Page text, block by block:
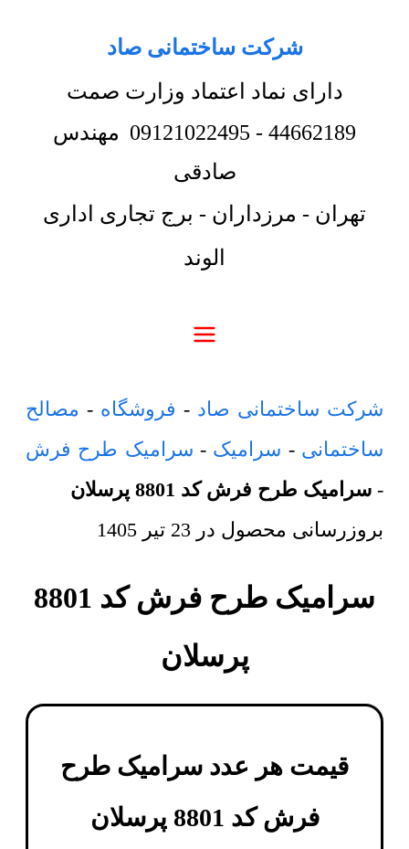
شرکت ساختمانی صاد
دارای نماد اعتماد وزارت صمت
44662189
-
09121022495 مهندس
صادقی
تهران - مرزداران - برج تجاری اداری
الوند
شرکت ساختمانی صاد - فروشگاه - مصالح
ساختمانی - سرامیک - سرامیک طرح فرش
- سرامیک طرح فرش کد 8801 پرسلان
بروزرسانی محصول در 23 تیر 1405
سرامیک طرح فرش کد 8801
پرسلان
قیمت هر عدد سرامیک طرح
فرش کد 8801 پرسلان